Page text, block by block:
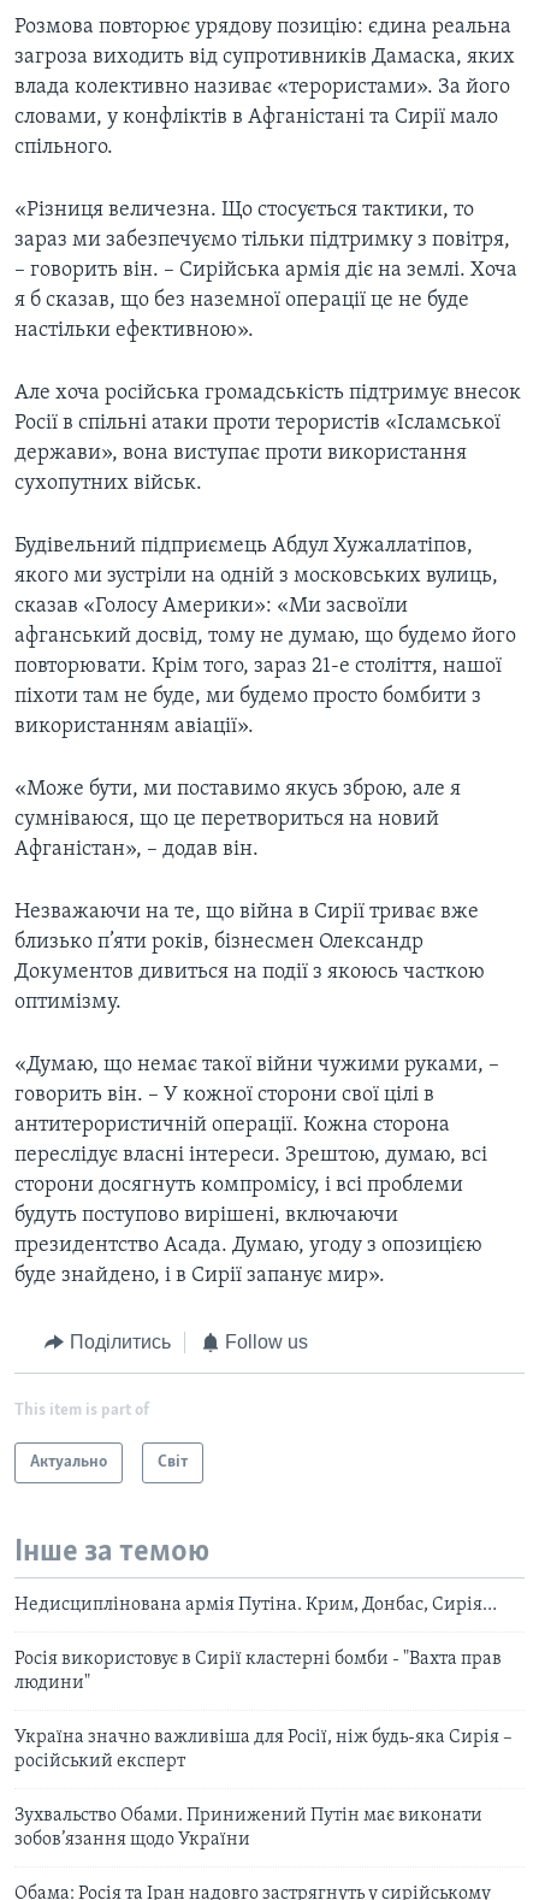
Розмова повторює урядову позицію: єдина реальна
загроза виходить від супротивників Дамаска, яких
влада колективно називає «терористами». За його
словами, у конфліктів в Афганістані та Сирії мало
спільного.
«Різниця величезна. Що стосується тактики, то
зараз ми забезпечуємо тільки підтримку з повітря,
– говорить він. – Сирійська армія діє на землі. Хоча
я б сказав, що без наземної операції це не буде
настільки ефективною».
Але хоча російська громадськість підтримує внесок
Росії в спільні атаки проти терористів «Ісламської
держави», вона виступає проти використання
сухопутних військ.
Будівельний підприємець Абдул Хужаллатіпов,
якого ми зустріли на одній з московських вулиць,
сказав «Голосу Америки»: «Ми засвоїли
афганський досвід, тому не думаю, що будемо його
повторювати. Крім того, зараз 21-е століття, нашої
піхоти там не буде, ми будемо просто бомбити з
використанням авіації».
«Може бути, ми поставимо якусь зброю, але я
сумніваюся, що це перетвориться на новий
Афганістан», – додав він.
Незважаючи на те, що війна в Сирії триває вже
близько п’яти років, бізнесмен Олександр
Документов дивиться на події з якоюсь часткою
оптимізму.
«Думаю, що немає такої війни чужими руками, –
говорить він. – У кожної сторони свої цілі в
антитерористичній операції. Кожна сторона
переслідує власні інтереси. Зрештою, думаю, всі
сторони досягнуть компромісу, і всі проблеми
будуть поступово вирішені, включаючи
президентство Асада. Думаю, угоду з опозицією
буде знайдено, і в Сирії запанує мир».
Поділитись Follow us
This item is part of
Актуально Світ
Інше за темою
Недисциплінована армія Путіна. Крим, Донбас, Сирія…
Росія використовує в Сирії кластерні бомби - "Вахта прав
людини"
Україна значно важливіша для Росії, ніж будь-яка Сирія –
російський експерт
Зухвальство Обами. Принижений Путін має виконати
зобов’язання щодо України
Обама: Росія та Іран надовго застрягнуть у сирійському